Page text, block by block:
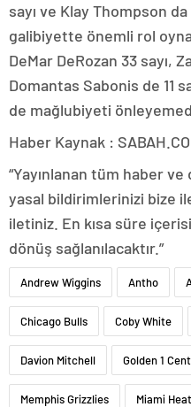
sayı ve Klay Thompson
galibiyette önemli rol
DeMar DeRozan 33 sayı,
Domantas Sabonis de 11
de mağlubiyeti
Haber Kaynak :
“Yayınlanan tüm haber
yasal bildirimlerinizi bize
iletiniz. En kısa süre
dönüş sağlanılacaktır.”
Andrew Wiggins Antho
Chicago Bulls Coby White
Davion Mitchell Golden 1
Memphis Grizzlies Miami Heat